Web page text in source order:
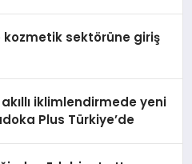
kozmetik sektörüne giriş
iklimlendirmede yeni
Plus Türkiye’de